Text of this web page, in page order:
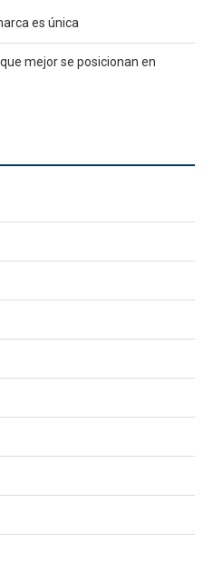
es única
mejor se posicionan en